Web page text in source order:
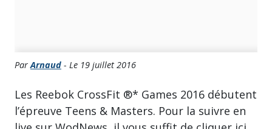
ParArnaud - Le 19 juillet 2016
Les Reebok CrossFit ®* Games 2016 débutent
l’épreuve Teens & Masters. Pour la suivre en